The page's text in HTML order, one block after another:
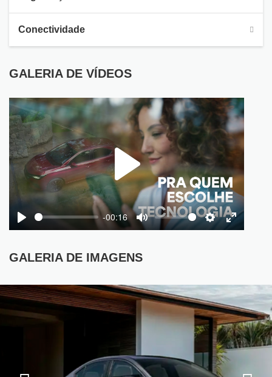
Conectividade
GALERIA DE VÍDEOS
Play
-00:16
Mute Settings
Enter
Play
GALERIA DE IMAGENS